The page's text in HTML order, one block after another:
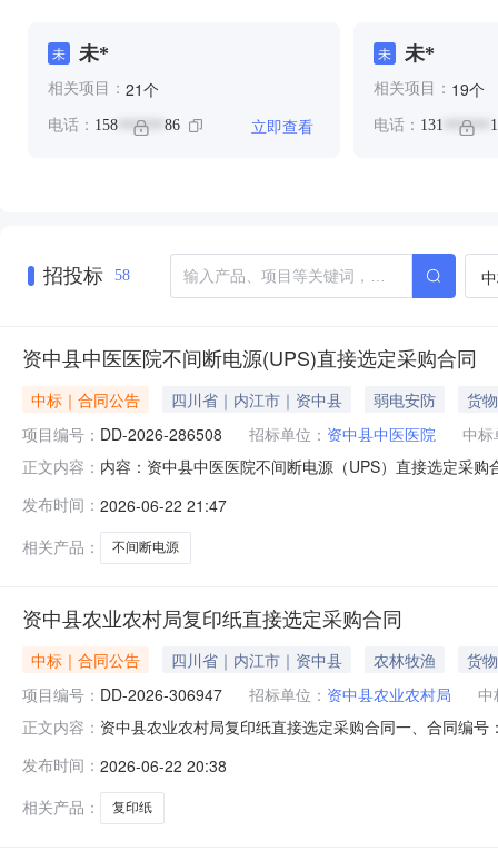
未 未*
相关项目： 21个
电话： 158 ****** 86 立即查看
未 未*
相关项目： 19个
电话： 131 ******
招投标 58
资中县中医医院不间断电源(UPS)直接选定采购合同
中标｜合同公告 四川省｜内江市｜资中县 弱电安防
货物
项目编号： DD-2026-286508 招标单位： 资中县中医医院
中标
正文内容： 内容：资中县中医医院不间断电源（UPS）直接选定采
18011198527供应商(乙方)：资中县众联达计算机经营
发布时间： 2026-06-22 21:47
相关产品：
不间断电源
资中县农业农村局复印纸直接选定采购合同
中标｜合同公告 四川省｜内江市｜资中县 农林牧渔
货物
项目编号： DD-2026-306947 招标单位： 资中县农业农村局
中
正文内容： 资中县农业农村局复印纸直接选定采购合同一、合同编
应商(乙方)：资中县众联达计算机经营部地址：四川省
发布时间： 2026-06-22 20:38
相关产品：
复印纸